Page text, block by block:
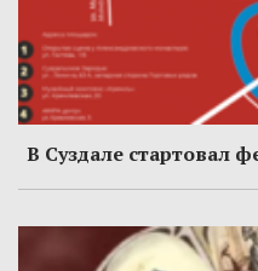
В Суздале стартовал